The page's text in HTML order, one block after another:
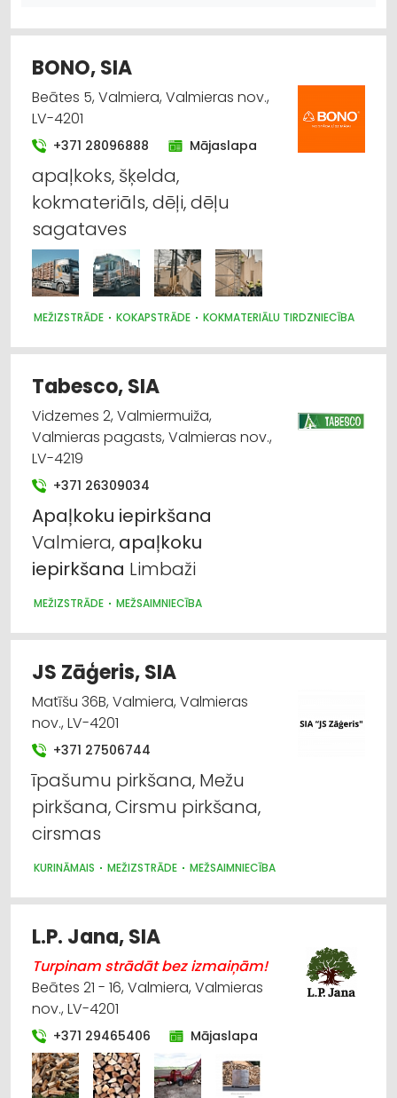
BŪVMATERIĀLU, BŪVKONSTRUKCIJU TIRDZNIECĪBA
BONO, SIA
Beātes 5, Valmiera, Valmieras nov.,
LV-4201
+371 28096888 Mājaslapa
apaļkoks, šķelda,
kokmateriāls, dēļi, dēļu
sagataves
MEŽIZSTRĀDE KOKAPSTRĀDE KOKMATERIĀLU TIRDZNIECĪBA
Tabesco, SIA
Vidzemes 2, Valmiermuiža,
Valmieras pagasts, Valmieras nov.,
LV-4219
+371 26309034
Apaļkoku iepirkšana
Valmiera, apaļkoku
iepirkšana Limbaži
MEŽIZSTRĀDE MEŽSAIMNIECĪBA
JS Zāģeris, SIA
Matīšu 36B, Valmiera, Valmieras
nov., LV-4201
+371 27506744
īpašumu pirkšana, Mežu
pirkšana, Cirsmu pirkšana,
cirsmas
KURINĀMAIS MEŽIZSTRĀDE MEŽSAIMNIECĪBA
L.P. Jana, SIA
Turpinam strādāt bez izmaiņām!
Beātes 21 - 16, Valmiera, Valmieras
nov., LV-4201
+371 29465406 Mājaslapa